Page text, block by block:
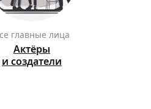
Все главные лица
Актёры
и создатели